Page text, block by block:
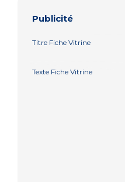
Publicité
Titre Fiche Vitrine
Texte Fiche Vitrine